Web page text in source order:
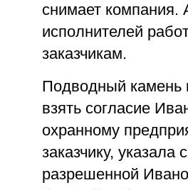
снимает
исполнителей
заказчикам.
Подводный камень
взять согласие
охранному
заказчику,
разрешенной